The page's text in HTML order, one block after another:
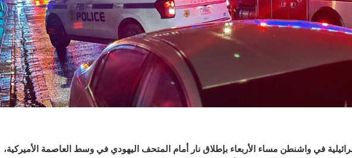
في واشنطن مساء الأربعاء بإطلاق نار أمام المتحف اليهودي في وسط العاصمة الأميركية،